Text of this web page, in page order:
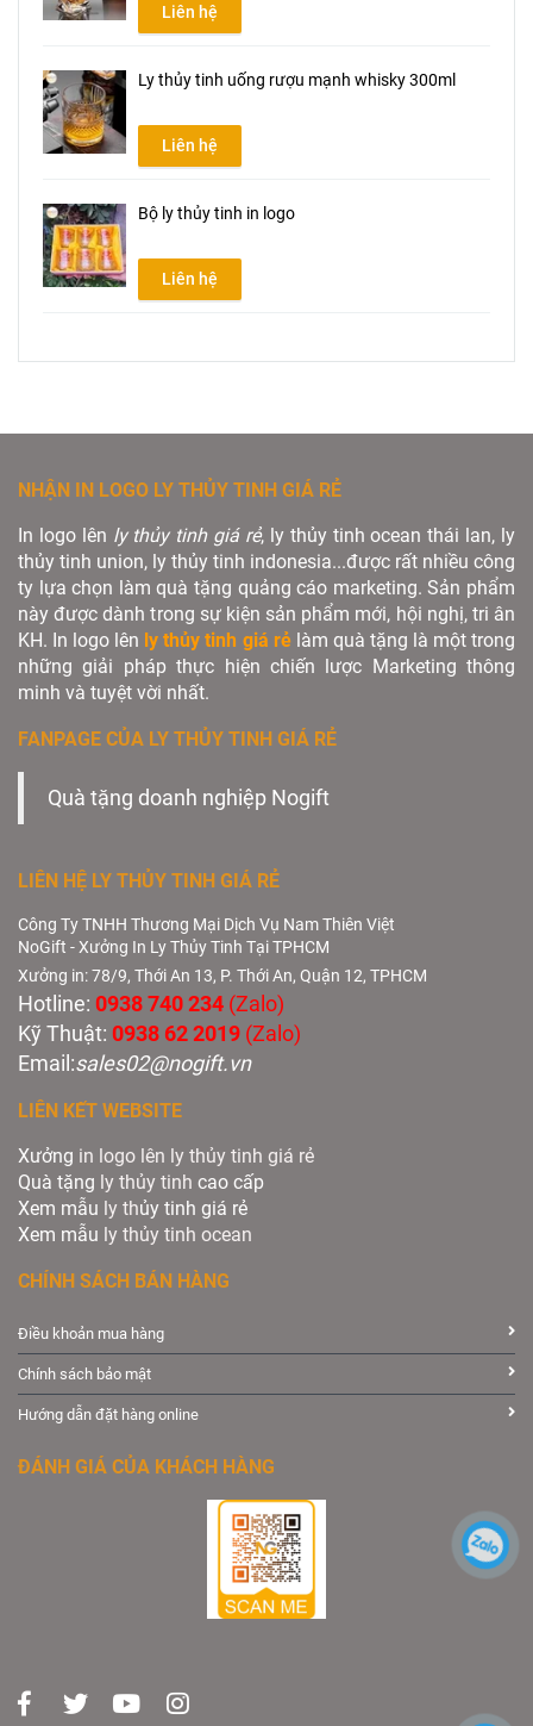
Liên hệ
Ly thủy tinh uống rượu mạnh whisky 300ml
Liên hệ
Bộ ly thủy tinh in logo
Liên hệ
NHẬN IN LOGO LY THỦY TINH GIÁ RẺ
In logo lên ly thủy tinh giá rẻ, ly thủy tinh ocean thái lan, ly
thủy tinh union, ly thủy tinh indonesia...được rất nhiều công
ty lựa chọn làm quà tặng quảng cáo marketing. Sản phẩm
này được dành trong sự kiện sản phẩm mới, hội nghị, tri ân
KH. In logo lên ly thủy tinh giá rẻlàm quà tặng là một trong
những giải pháp thực hiện chiến lược Marketing thông
minh và tuyệt vời nhất.
FANPAGE CỦA LY THỦY TINH GIÁ RẺ
Quà tặng doanh nghiệp Nogift
LIÊN HỆ LY THỦY TINH GIÁ RẺ
Công Ty TNHH Thương Mại Dịch Vụ Nam Thiên Việt
NoGift - Xưởng In Ly Thủy Tinh Tại TPHCM
Xưởng in: 78/9, Thới An 13, P. Thới An, Quận 12, TPHCM
Hotline: 0938 740 234 (Zalo)
Kỹ Thuật: 0938 62 2019 (Zalo)
Email:sales02@nogift.vn
LIÊN KẾT WEBSITE
Xưởng in logo lên ly thủy tinh giá rẻ
Quà tặng ly thủy tinh cao cấp
Xem mẫu ly thủy tinh giá rẻ
Xem mẫu ly thủy tinh ocean
CHÍNH SÁCH BÁN HÀNG
Điều khoản mua hàng
Chính sách bảo mật
Hướng dẫn đặt hàng online
ĐÁNH GIÁ CỦA KHÁCH HÀNG